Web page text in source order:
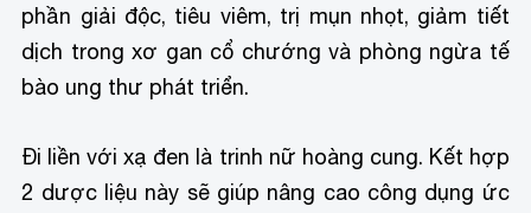
phần giải độc, tiêu viêm, trị mụn nhọt, giảm tiết
dịch trong xơ gan cổ chướng và phòng ngừa tế
bào ung thư phát triển.
Đi liền với xạ đen là trinh nữ hoàng cung. Kết hợp
2 dược liệu này sẽ giúp nâng cao công dụng ức